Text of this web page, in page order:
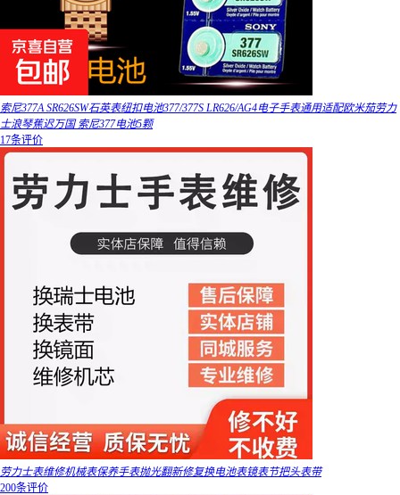
索尼377A SR626SW石英表纽扣电池377/377S LR626/AG4电子手表通用适配欧米茄劳力
士浪琴蕉迟万国 索尼377电池5颗
17条评价
劳力士表维修机械表保养手表抛光翻新修复换电池表镜表节把头表带
200条评价